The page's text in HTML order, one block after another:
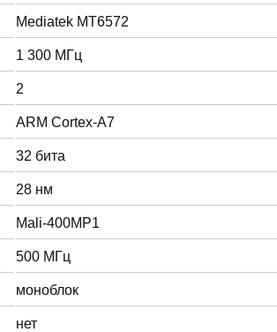
Mediatek MT6572
1 300 МГц
2
ARM Cortex-A7
32 бита
28 нм
Mali-400MP1
500 МГц
моноблок
нет